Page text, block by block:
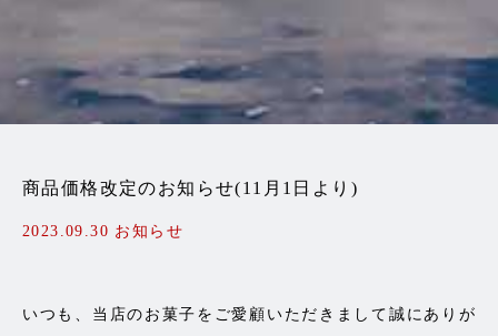
商品価格改定のお知らせ(11月1日より)
2023.09.30 お知らせ
いつも、当店のお菓子をご愛顧いただきまして誠にありが